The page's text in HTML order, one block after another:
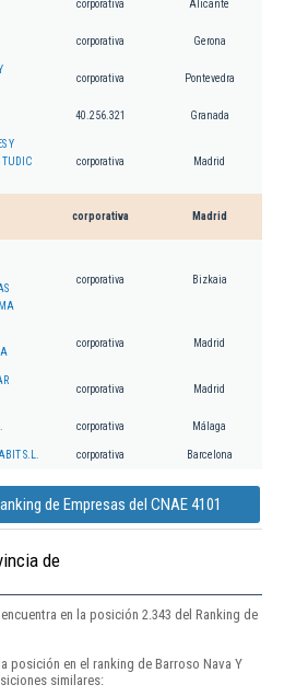
corporativa Alicante
corporativa Gerona
corporativa Pontevedra
40.256.321 Granada
Y
TUDIC
corporativa Madrid
corporativa Madrid
corporativa Bizkaia
corporativa Madrid
corporativa Madrid
corporativa Málaga
S.L. corporativa Barcelona
de Empresas del CNAE 4101
de
en la posición 2.343 del Ranking de
posición en el ranking de Barroso Nava Y
similares: